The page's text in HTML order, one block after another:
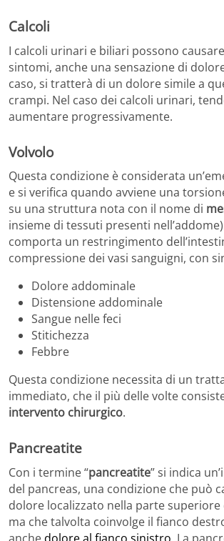
Calcoli
I calcoli urinari e biliari possono
sintomi, anche una sensazione di
caso, si tratterà di un dolore simile a
crampi. Nel caso dei calcoli urinari,
aumentare progressivamente.
Volvolo
Questa condizione è considerata
e si verifica quando avviene una
su una struttura nota con il nome di
insieme di tessuti presenti
comporta un restringimento
compressione dei vasi sanguigni, con
Dolore addominale
Distensione addominale
Sangue nelle feci
Stitichezza
Febbre
Questa condizione necessita di un
immediato, che il più delle volte
intervento chirurgico.
Pancreatite
Con i termine “pancreatite” si indica
del pancreas, una condizione che può
dolore localizzato nella parte superiore
ma che talvolta coinvolge il fianco